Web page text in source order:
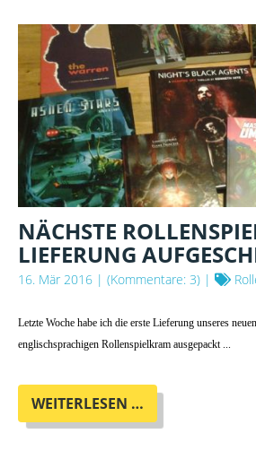
ODER
...?
NÄCHSTE
LIEFERUNG
16. Mär 2016 | (Kommentare: 3) |
Letzte Woche habe ich die erste Lieferung unseres
englischsprachigen Rollenspielkram ausgepackt ...
WEITERLESEN …
ROLLENSPIEL-